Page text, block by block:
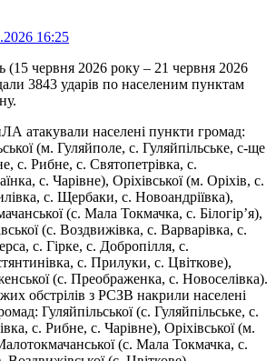
16:25
червня 2026 року – 21 червня 2026
3843 ударів по населеним пунктам
атакували населені пункти громад:
(м. Гуляйполе, с. Гуляйпільське, с-ще
с. Рибне, с. Святопетрівка, с.
с. Чарівне), Оріхівської (м. Оріхів, с.
с. Щербаки, с. Новоандріївка),
(с. Мала Токмачка, с. Білогір’я),
(с. Воздвижівка, с. Варварівка, с.
с. Гірке, с. Добропілля, с.
с. Прилуки, с. Цвіткове),
(с. Преображенка, с. Новоселівка).
обстрілів з РСЗВ накрили населені
Гуляйпільської (с. Гуляйпільське, с.
с. Рибне, с. Чарівне), Оріхівської (м.
(с. Мала Токмачка, с.